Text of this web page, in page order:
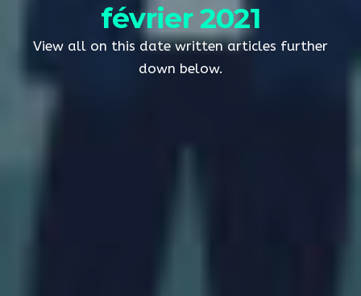
février 2021
View all on this date written articles further
down below.